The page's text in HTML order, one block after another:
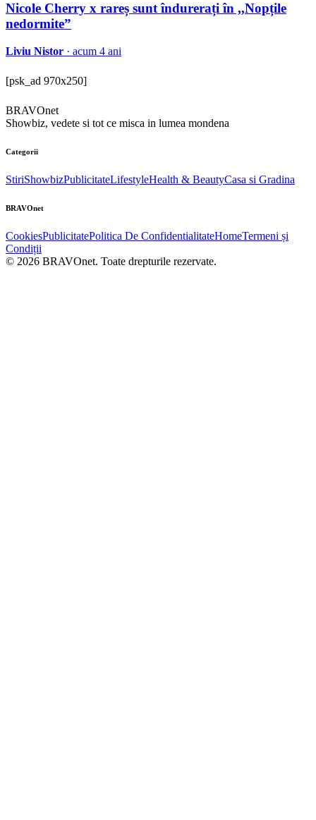
Nicole Cherry x rareș sunt îndurerați în ,,Nopțile
nedormite”
Liviu Nistor · acum 4 ani
[psk_ad 970x250]
BRAVOnet
Showbiz, vedete si tot ce misca in lumea mondena
Categorii
StiriShowbizPublicitateLifestyleHealth & BeautyCasa si Gradina
BRAVOnet
CookiesPublicitatePolitica De ConfidentialitateHomeTermeni și
Condiții
© 2026 BRAVOnet. Toate drepturile rezervate.